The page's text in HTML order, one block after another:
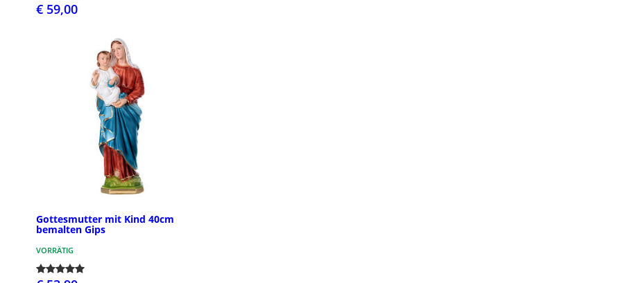
€ 59,00
Gottesmutter mit Kind 40cm
bemalten Gips
VORRÄTIG